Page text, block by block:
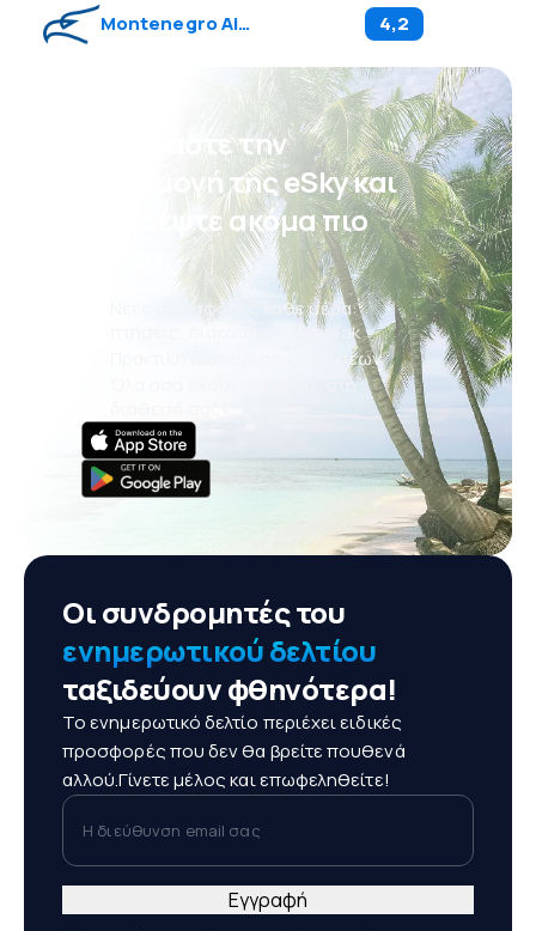
Montenegro Airlines 4,2
Κατεβάστε την
εφαρμογή της eSky και
ταξιδέψτε ακόμα πιο
Νέες προσφορές κάθε μέρα:
πτήσεις, διακοπές, city break
Πρακτική διαχείριση κρατήσεων
Όλα όσα έχουν σημασία, στη
Οι συνδρομητές του
ενημερωτικού δελτίου
ταξιδεύουν φθηνότερα!
Το ενημερωτικό δελτίο περιέχει ειδικές
προσφορές που δεν θα βρείτε πουθενά
αλλού.Γίνετε μέλος και επωφεληθείτε!
Η διεύθυνση email σας
Εγγραφή